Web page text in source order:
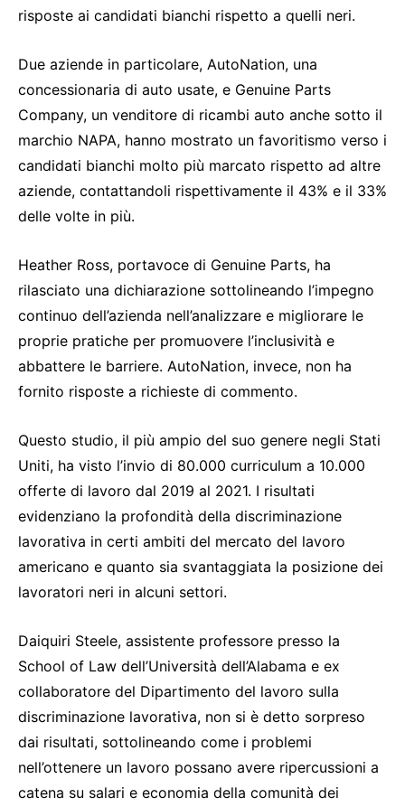
risposte ai candidati bianchi rispetto a quelli neri.
Due aziende in particolare, AutoNation, una
concessionaria di auto usate, e Genuine Parts
Company, un venditore di ricambi auto anche sotto il
marchio NAPA, hanno mostrato un favoritismo verso i
candidati bianchi molto più marcato rispetto ad altre
aziende, contattandoli rispettivamente il 43% e il 33%
delle volte in più.
Heather Ross, portavoce di Genuine Parts, ha
rilasciato una dichiarazione sottolineando l’impegno
continuo dell’azienda nell’analizzare e migliorare le
proprie pratiche per promuovere l’inclusività e
abbattere le barriere. AutoNation, invece, non ha
fornito risposte a richieste di commento.
Questo studio, il più ampio del suo genere negli Stati
Uniti, ha visto l’invio di 80.000 curriculum a 10.000
offerte di lavoro dal 2019 al 2021. I risultati
evidenziano la profondità della discriminazione
lavorativa in certi ambiti del mercato del lavoro
americano e quanto sia svantaggiata la posizione dei
lavoratori neri in alcuni settori.
Daiquiri Steele, assistente professore presso la
School of Law dell’Università dell’Alabama e ex
collaboratore del Dipartimento del lavoro sulla
discriminazione lavorativa, non si è detto sorpreso
dai risultati, sottolineando come i problemi
nell’ottenere un lavoro possano avere ripercussioni a
catena su salari e economia della comunità dei